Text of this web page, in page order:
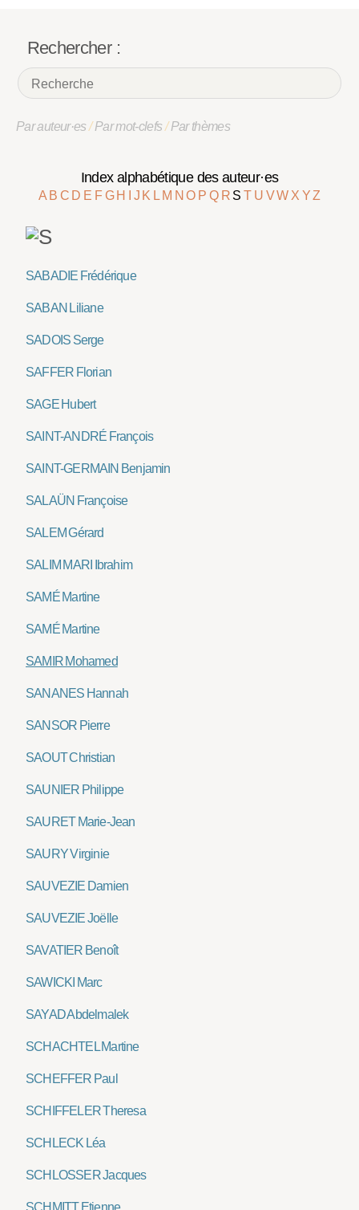
Rechercher :
Par auteur·es/Par mot-clefs/Par thèmes
Index alphabétique des auteur·es
A B C D E F G H J K L M NO P Q R ST U VW X YZ
SABADIE Frédérique
SABAN Liliane
SADOIS Serge
SAFFER Florian
SAGE Hubert
SAINT-ANDRÉ François
SAINT-GERMAIN Benjamin
SALAÜN Françoise
SALEM Gérard
SALIM MARI Ibrahim
SAMÉ Martine
SAMÉ Martine
SAMIR Mohamed
SANANES Hannah
SANSOR Pierre
SAOUT Christian
SAUNIER Philippe
SAURET Marie-Jean
SAURY Virginie
SAUVEZIE Damien
SAUVEZIE Joëlle
SAVATIER Benoît
SAWICKI Marc
SAYAD Abdelmalek
SCHACHTEL Martine
SCHEFFER Paul
SCHIFFELER Theresa
SCHLECK Léa
SCHLOSSER Jacques